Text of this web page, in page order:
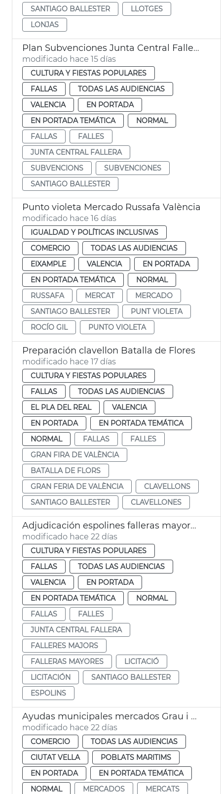
SANTIAGO BALLESTER
LLOTGES
LONJAS
Plan Subvenciones Junta Central Fallera València
modificado hace 15 días
CULTURA Y FIESTAS POPULARES
FALLAS
TODAS LAS AUDIENCIAS
VALENCIA
EN PORTADA
EN PORTADA TEMÁTICA
NORMAL
FALLAS
FALLES
JUNTA CENTRAL FALLERA
SUBVENCIONS
SUBVENCIONES
SANTIAGO BALLESTER
Punto violeta Mercado Russafa València
modificado hace 16 días
IGUALDAD Y POLÍTICAS INCLUSIVAS
COMERCIO
TODAS LAS AUDIENCIAS
EIXAMPLE
VALENCIA
EN PORTADA
EN PORTADA TEMÁTICA
NORMAL
RUSSAFA
MERCAT
MERCADO
SANTIAGO BALLESTER
PUNT VIOLETA
ROCÍO GIL
PUNTO VIOLETA
Preparación clavellon Batalla de Flores
modificado hace 17 días
CULTURA Y FIESTAS POPULARES
FALLAS
TODAS LAS AUDIENCIAS
EL PLA DEL REAL
VALENCIA
EN PORTADA
EN PORTADA TEMÁTICA
NORMAL
FALLAS
FALLES
GRAN FIRA DE VALÈNCIA
BATALLA DE FLORS
GRAN FERIA DE VALÈNCIA
CLAVELLONS
SANTIAGO BALLESTER
CLAVELLONES
Adjudicación espolines falleras mayores València 2027 y 2028
modificado hace 22 días
CULTURA Y FIESTAS POPULARES
FALLAS
TODAS LAS AUDIENCIAS
VALENCIA
EN PORTADA
EN PORTADA TEMÁTICA
NORMAL
FALLAS
FALLES
JUNTA CENTRAL FALLERA
FALLERES MAJORS
FALLERAS MAYORES
LICITACIÓ
LICITACIÓN
SANTIAGO BALLESTER
ESPOLINS
Ayudas municipales mercados Grau i Mossén Sorell València
modificado hace 22 días
COMERCIO
TODAS LAS AUDIENCIAS
CIUTAT VELLA
POBLATS MARITIMS
EN PORTADA
EN PORTADA TEMÁTICA
NORMAL
MERCADOS
MERCATS